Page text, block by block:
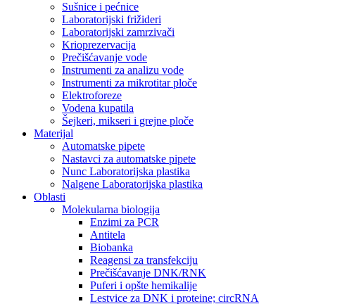
Sušnice i pećnice
Laboratorijski frižideri
Laboratorijski zamrzivači
Krioprezervacija
Prečišćavanje vode
Instrumenti za analizu vode
Instrumenti za mikrotitar ploče
Elektroforeze
Vodena kupatila
Šejkeri, mikseri i grejne ploče
Materijal
Automatske pipete
Nastavci za automatske pipete
Nunc Laboratorijska plastika
Nalgene Laboratorijska plastika
Oblasti
Molekularna biologija
Enzimi za PCR
Antitela
Biobanka
Reagensi za transfekciju
Prečišćavanje DNK/RNK
Puferi i opšte hemikalije
Lestvice za DNK i proteine; circRNA